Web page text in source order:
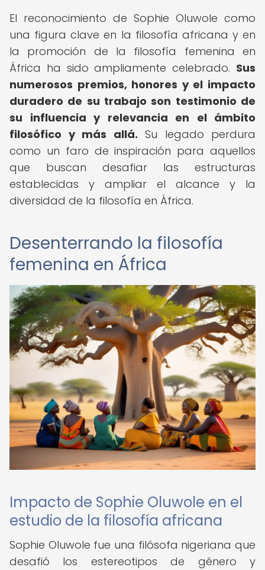
El reconocimiento de Sophie Oluwole como
una figura clave en la filosofía africana y en
la promoción de la filosofía femenina en
África ha sido ampliamente celebrado. Sus
numerosos premios, honores y el impacto
duradero de su trabajo son testimonio de
su influencia y relevancia en el ámbito
filosófico y más allá. Su legado perdura
como un faro de inspiración para aquellos
que buscan desafiar las estructuras
establecidas y ampliar el alcance y la
diversidad de la filosofía en África.
Desenterrando la filosofía
femenina en África
Impacto de Sophie Oluwole en el
estudio de la filosofía africana
Sophie Oluwole fue una filósofa nigeriana que
desafió los estereotipos de género y